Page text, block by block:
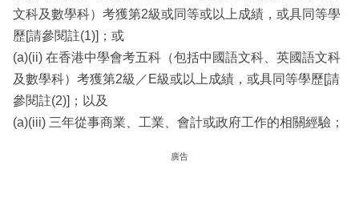
文科及數學科）考獲第2級或同等或以上成績，或具同等學
歷[請參閱註(1)]；或
(a)(ii) 在香港中學會考五科（包括中國語文科、英國語文科
及數學科）考獲第2級／E級或以上成績，或具同等學歷[請
參閱註(2)]；以及
(a)(iii) 三年從事商業、工業、會計或政府工作的相關經驗；
廣告